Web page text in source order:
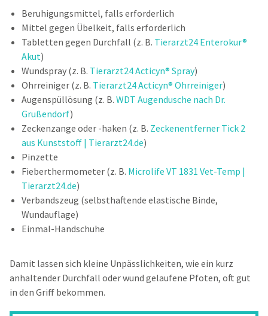
Beruhigungsmittel, falls erforderlich
Mittel gegen Übelkeit, falls erforderlich
Tabletten gegen Durchfall (z. B. Tierarzt24 Enterokur®
Akut)
Wundspray (z. B. Tierarzt24 Acticyn® Spray)
Ohrreiniger (z. B. Tierarzt24 Acticyn® Ohrreiniger)
Augenspüllösung (z. B. WDT Augendusche nach Dr.
Grußendorf)
Zeckenzange oder -haken (z. B. Zeckenentferner Tick 2
aus Kunststoff | Tierarzt24.de)
Pinzette
Fieberthermometer (z. B. Microlife VT 1831 Vet-Temp |
Tierarzt24.de)
Verbandszeug (selbsthaftende elastische Binde,
Wundauflage)
Einmal-Handschuhe
Damit lassen sich kleine Unpässlichkeiten, wie ein kurz
anhaltender Durchfall oder wund gelaufene Pfoten, oft gut
in den Griff bekommen.